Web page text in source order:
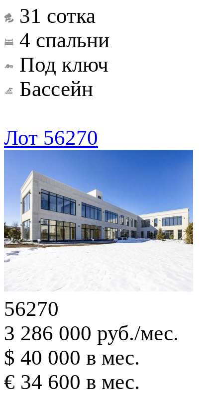
31 сотка
4 спальни
Под ключ
Бассейн
Лот 56270
56270
3 286 000 руб./мес.
$ 40 000 в мес.
€ 34 600 в мес.